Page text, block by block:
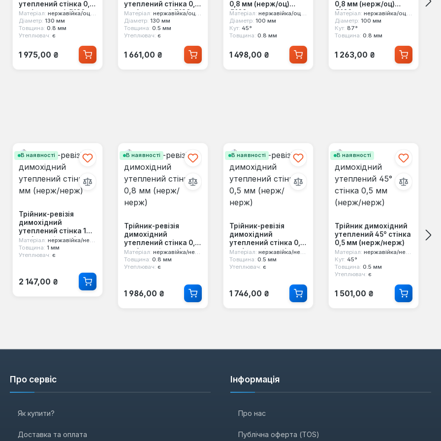
утеплений стінка 0,8
мм (нерж/оц) Ø130
мм
Матеріал: нержавійка/оцинковка
Діаметр: 130 мм
Товщина: 0.8 мм
Утеплювач: є
Звичайна ціна:
1 975,00 ₴
утеплений стінка 0,5
мм (нерж/оц) Ø130
мм
Матеріал: нержавійка/оцинковка
Діаметр: 130 мм
Товщина: 0.5 мм
Утеплювач: є
Звичайна ціна:
1 661,00 ₴
0,8 мм (нерж/оц)
Ø100 мм
Матеріал: нержавійка/оцинковка
Діаметр: 100 мм
Кут: 45°
Товщина: 0.8 мм
Звичайна ціна:
1 498,00 ₴
0,8 мм (нерж/оц)
Ø100 мм
Матеріал: нержавійка/оцинковка
Діаметр: 100 мм
Кут: 87°
Товщина: 0.8 мм
Звичайна ціна:
1 263,00 ₴
В наявності
Трійник-ревізія
димохідний
утеплений стінка 1
мм (нерж/нерж)
Матеріал: нержавійка/нержавійка
Товщина: 1 мм
Утеплювач: є
Звичайна ціна:
2 147,00 ₴
В наявності
Трійник-ревізія
димохідний
утеплений стінка 0,8
мм (нерж/нерж)
Матеріал: нержавійка/нержавійка
Товщина: 0.8 мм
Утеплювач: є
Звичайна ціна:
1 986,00 ₴
В наявності
Трійник-ревізія
димохідний
утеплений стінка 0,5
мм (нерж/нерж)
Матеріал: нержавійка/нержавійка
Товщина: 0.5 мм
Утеплювач: є
Звичайна ціна:
1 746,00 ₴
В наявності
Трійник димохідний
утеплений 45° стінка
0,5 мм (нерж/нерж)
Матеріал: нержавійка/нержавійка
Кут: 45°
Товщина: 0.5 мм
Утеплювач: є
Звичайна ціна:
1 501,00 ₴
Про сервіс
Як купити?
Доставка та оплата
Інформація
Про нас
Публічна оферта (TOS)